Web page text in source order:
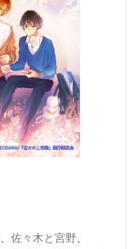
、 佐々木と宮野、